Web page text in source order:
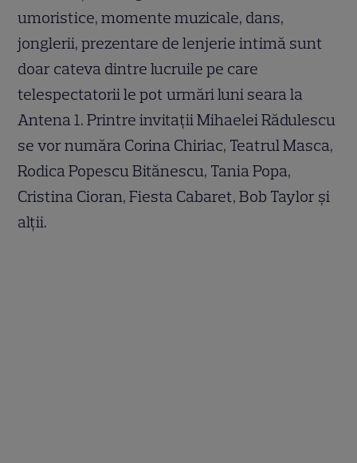
umoristice, momente muzicale, dans,
jonglerii, prezentare de lenjerie intimă sunt
doar cateva dintre lucruile pe care
telespectatorii le pot urmări luni seara la
Antena 1. Printre invitaţii Mihaelei Rădulescu
se vor număra Corina Chiriac, Teatrul Masca,
Rodica Popescu Bitănescu, Tania Popa,
Cristina Cioran, Fiesta Cabaret, Bob Taylor şi
alţii.